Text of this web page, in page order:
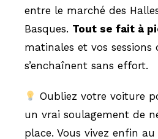
entre le marché des
Basques. Tout se fait à
matinales et vos sessions
s’enchaînent sans effort.
Oubliez votre voiture
un vrai soulagement de
place. Vous vivez enfin au